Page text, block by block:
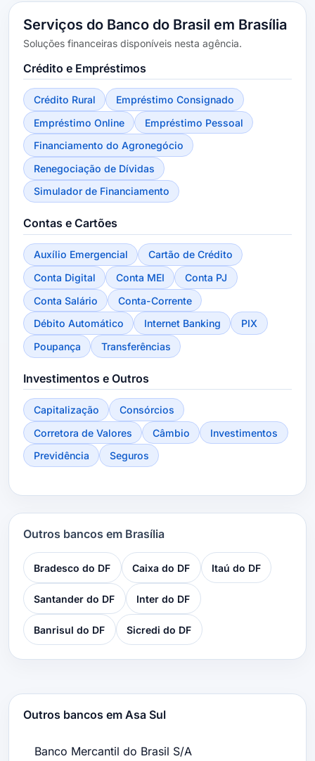
Serviços do Banco do Brasil em Brasília
Soluções financeiras disponíveis nesta agência.
Crédito e Empréstimos
Crédito Rural
Empréstimo Consignado
Empréstimo Online
Empréstimo Pessoal
Financiamento do Agronegócio
Renegociação de Dívidas
Simulador de Financiamento
Contas e Cartões
Auxílio Emergencial
Cartão de Crédito
Conta Digital
Conta MEI
Conta PJ
Conta Salário
Conta-Corrente
Débito Automático
Internet Banking
PIX
Poupança
Transferências
Investimentos e Outros
Capitalização
Consórcios
Corretora de Valores
Câmbio
Investimentos
Previdência
Seguros
Outros bancos em Brasília
Bradesco do DF Caixa do DF Itaú do DF
Santander do DF Inter do DF
Banrisul do DF Sicredi do DF
Outros bancos em Asa Sul
Banco Mercantil do Brasil S/A